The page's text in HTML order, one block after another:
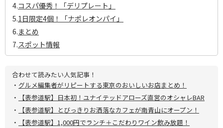
4.コスパ優秀！「デリプレート」
5.1日限定4個！「ナポレオンパイ」
6.まとめ
7.スポット情報
合わせて読みたい人気記事！
・ グルメ編集者がリピートする東京のおいしいお店まとめ！
・
【表参道駅】日本初！ユナイテッドアローズ直営のオシャレBAR
・
【表参道駅】とびっきりお洒落なカフェが南青山にオープン！
・
【表参道駅】1,000円でランチ＋こだわりワイン飲み放題！